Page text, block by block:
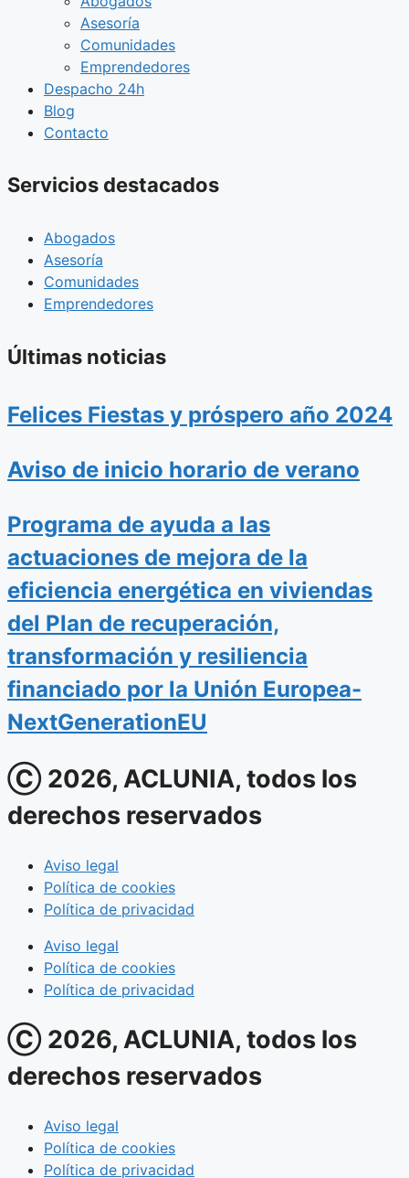
Asesoría
Comunidades
Emprendedores
Despacho 24h
Blog
Contacto
Servicios destacados
Abogados
Asesoría
Comunidades
Emprendedores
Últimas noticias
Felices Fiestas y próspero año 2024
Aviso de inicio horario de verano
Programa de ayuda a las
actuaciones de mejora de la
eficiencia energética en viviendas
del Plan de recuperación,
transformación y resiliencia
financiado por la Unión Europea-
NextGenerationEU
Ⓒ 2026, ACLUNIA, todos los
derechos reservados
Aviso legal
Política de cookies
Política de privacidad
Aviso legal
Política de cookies
Política de privacidad
Ⓒ 2026, ACLUNIA, todos los
derechos reservados
Aviso legal
Política de cookies
Política de privacidad